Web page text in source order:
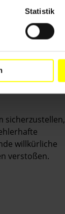
Statistik
sicherzustellen,
willkürliche
verstoßen.